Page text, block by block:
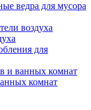
ведра для мусора
воздуха
для
и ванных комнат
комнат